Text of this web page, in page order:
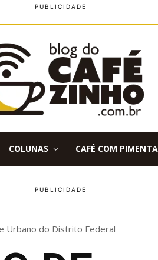
COLUNAS CAFÉ COM PIMENTA
Urbano do Distrito Federal